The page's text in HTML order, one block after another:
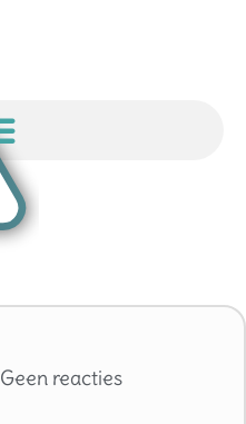
Geen reacties